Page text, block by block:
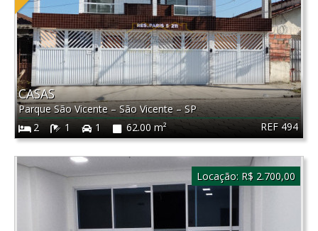
REF 494
CASAS
Parque São Vicente–São Vicente–SP
2
1 1 62.00 m²
Locação: R$ 2.700,00